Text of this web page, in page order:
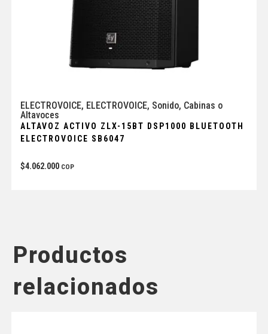
ELECTROVOICE, ELECTROVOICE, Sonido, Cabinas o
Altavoces
ALTAVOZ ACTIVO ZLX-15BT DSP1000 BLUETOOTH
ELECTROVOICE SB6047
$4.062.000 COP
Productos
relacionados